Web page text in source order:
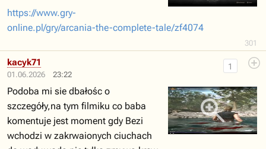
301
https://www.gry-
online.pl/gry/arcania-the-complete-tale/zf4074
01.06.2026 23:22
1
kacyk71
Podoba mi sie dbałośc o
szczegóły,na tym filmiku co baba
komentuje jest moment gdy Bezi
wchodzi w zakrwaionych ciuchach